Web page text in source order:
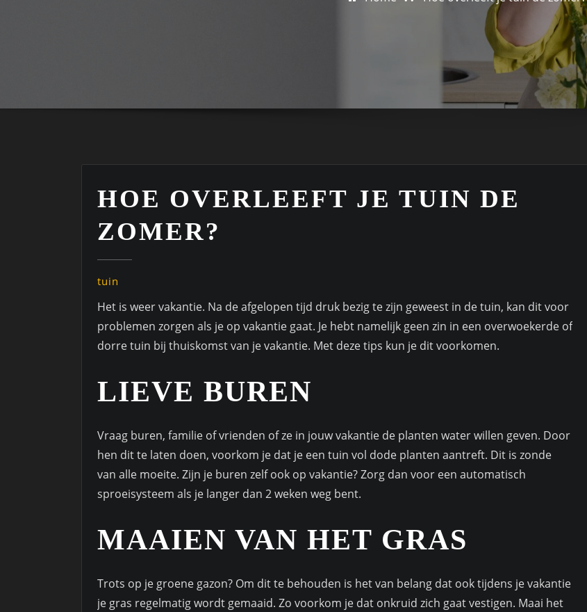
HOE OVERLEEFT JE TUIN DE
ZOMER?
tuin
Het is weer vakantie. Na de afgelopen tijd druk bezig te zijn geweest in de tuin, kan dit voor
problemen zorgen als je op vakantie gaat. Je hebt namelijk geen zin in een overwoekerde of
dorre tuin bij thuiskomst van je vakantie. Met deze tips kun je dit voorkomen.
LIEVE BUREN
Vraag buren, familie of vrienden of ze in jouw vakantie de planten water willen geven. Door
hen dit te laten doen, voorkom je dat je een tuin vol dode planten aantreft. Dit is zonde
van alle moeite. Zijn je buren zelf ook op vakantie? Zorg dan voor een automatisch
sproeisysteem als je langer dan 2 weken weg bent.
MAAIEN VAN HET GRAS
Trots op je groene gazon? Om dit te behouden is het van belang dat ook tijdens je vakantie
je gras regelmatig wordt gemaaid. Zo voorkom je dat onkruid zich gaat vestigen. Maai het